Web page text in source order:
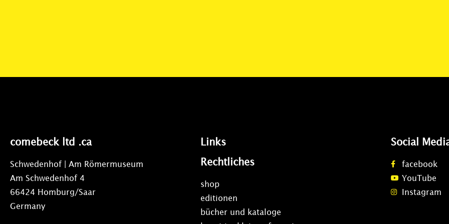
comebeck ltd .ca
Schwedenhof | Am Römermuseum
Am Schwedenhof 4
66424 Homburg/Saar
Germany
Links
Rechtliches
shop
editionen
bücher und kataloge
Social
facebook
YouTube
Instagram